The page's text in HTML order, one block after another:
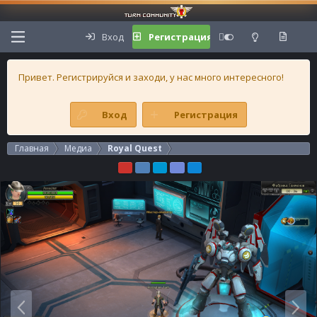
Вход Регистрация
Привет. Регистрируйся и заходи, у нас много интересного!
Вход Регистрация
Главная Медиа Royal Quest
Н
В
п